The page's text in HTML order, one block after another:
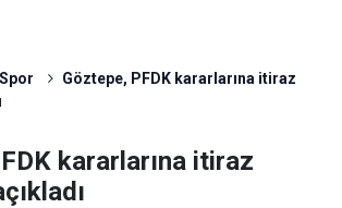
Spor
Göztepe, PFDK kararlarına itiraz
kararlarına itiraz